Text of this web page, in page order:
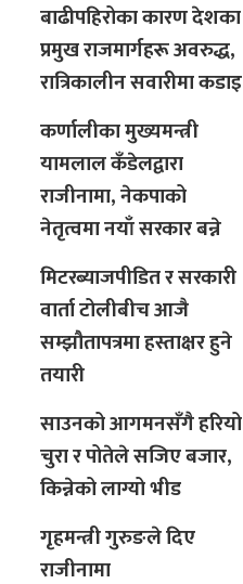
बाढीपहिरोका कारण देशका
प्रमुख राजमार्गहरू अवरुद्ध,
रात्रिकालीन सवारीमा कडाइ
कर्णालीका मुख्यमन्त्री
यामलाल कँडेलद्वारा
राजीनामा, नेकपाको
नेतृत्वमा नयाँ सरकार बन्ने
मिटरब्याजपीडित र सरकारी
वार्ता टोलीबीच आजै
सम्झौतापत्रमा हस्ताक्षर हुने
तयारी
साउनको आगमनसँगै हरियो
चुरा र पोतेले सजिए बजार,
किन्नेको लाग्यो भीड
गृहमन्त्री गुरुङले दिए
राजीनामा